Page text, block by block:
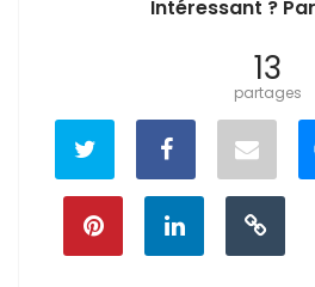
Intéressant ?
13
partages